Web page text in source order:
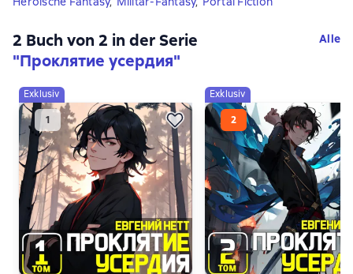
2 Buch von 2 in der Serie
"Проклятие усердия"
Alle
Exklusiv Exklusiv